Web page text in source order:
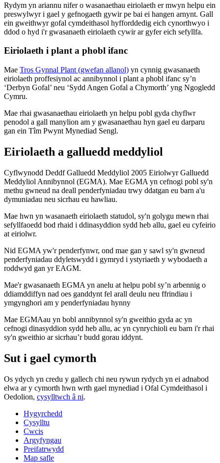
Rydym yn ariannu nifer o wasanaethau eiriolaeth er mwyn helpu ein
preswylwyr i gael y gefnogaeth gywir pe bai ei hangen arnynt. Gall
ein gweithwyr gofal cymdeithasol hyfforddedig eich cynorthwyo i
ddod o hyd i'r gwasanaeth eiriolaeth cywir ar gyfer eich sefyllfa.
Eiriolaeth i plant a phobl ifanc
Mae Tros Gynnal Plant (gwefan allanol) yn cynnig gwasanaeth
eiriolaeth proffesiynol ac annibynnol i plant a phobl ifanc sy’n
‘Derbyn Gofal’ neu ‘Sydd Angen Gofal a Chymorth’ yng Ngogledd
Cymru.
Mae rhai gwasanaethau eiriolaeth yn helpu pobl gyda chyflwr
penodol a gall manylion am y gwasanaethau hyn gael eu darparu
gan ein Tîm Pwynt Mynediad Sengl.
Eiriolaeth a galluedd meddyliol
Cyflwynodd Deddf Galluedd Meddyliol 2005 Eiriolwyr Galluedd
Meddyliol Annibynnol (EGMA). Mae EGMA yn cefnogi pobl sy'n
methu gwneud na deall penderfyniadau trwy ddatgan eu barn a'u
dymuniadau neu sicrhau eu hawliau.
Mae hwn yn wasanaeth eiriolaeth statudol, sy'n golygu mewn rhai
sefyllfaoedd bod rhaid i ddinasyddion sydd heb allu, gael eu cyfeirio
at eiriolwr.
Nid EGMA yw'r penderfynwr, ond mae gan y sawl sy'n gwneud
penderfyniadau ddyletswydd i gymryd i ystyriaeth y wybodaeth a
roddwyd gan yr EAGM.
Mae'r gwasanaeth EGMA yn anelu at helpu pobl sy’n arbennig o
ddiamddiffyn nad oes ganddynt fel arall deulu neu ffrindiau i
ymgynghori am y penderfyniadau hynny
Mae EGMAau yn bobl annibynnol sy'n gweithio gyda ac yn
cefnogi dinasyddion sydd heb allu, ac yn cynrychioli eu barn i'r rhai
sy'n gweithio ar sicrhau’r budd gorau iddynt.
Sut i gael cymorth
Os ydych yn credu y gallech chi neu rywun rydych yn ei adnabod
elwa ar y cymorth hwn wrth gael mynediad i Ofal Cymdeithasol i
Oedolion, cysylltwch â ni.
Hygyrchedd
Cysylltu
Cwcis
Argyfyngau
Preifatrwydd
Map safle